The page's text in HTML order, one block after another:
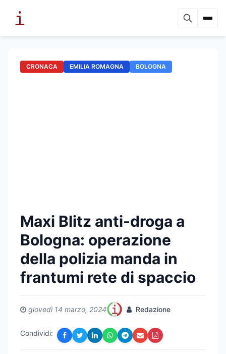
CRONACA EMILIA ROMAGNA BOLOGNA
Maxi Blitz anti-droga a
Bologna: operazione
della polizia manda in
frantumi rete di spaccio
giovedì 14 marzo, 2024 Redazione
Condividi: